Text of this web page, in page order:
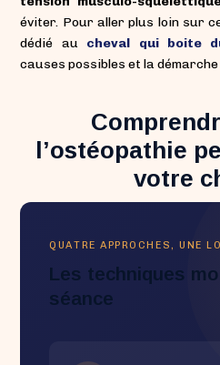
éviter. Pour aller plus loin sur
dédié au cheval qui boite
causes possibles et la démarche
l’ostéopathie
votre
QUATRE APPROCHES, UNE
Les techniques
séance